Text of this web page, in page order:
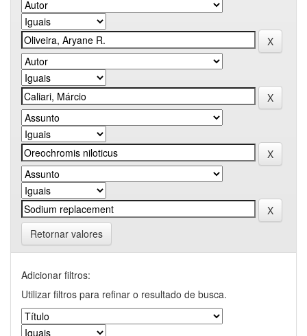
Retornar valores
Adicionar filtros:
Utilizar filtros para refinar o resultado de busca.